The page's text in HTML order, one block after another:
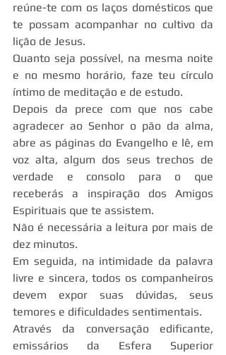
reúne-te com os laços domésticos que
te possam acompanhar no cultivo da
lição de Jesus.
Quanto seja possível, na mesma noite
e no mesmo horário, faze teu círculo
íntimo de meditação e de estudo.
Depois da prece com que nos cabe
agradecer ao Senhor o pão da alma,
abre as páginas do Evangelho e lê, em
voz alta, algum dos seus trechos de
verdade e consolo para o que
receberás a inspiração dos Amigos
Espirituais que te assistem.
Não é necessária a leitura por mais de
dez minutos.
Em seguida, na intimidade da palavra
livre e sincera, todos os companheiros
devem expor suas dúvidas, seus
temores e dificuldades sentimentais.
Através da conversação edificante,
emissários da Esfera Superior